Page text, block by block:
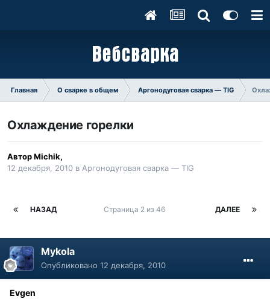
Главная О сварке в общем Аргонодуговая сварка — TIG
Охлаждение горелки
АвторMichik,
12 декабря, 2010 в Аргонодуговая сварка — TIG
НАЗАД ДАЛЕЕ
Страница 2 из 46
Mykola
Опубликовано 12 декабря, 2010
Evgen